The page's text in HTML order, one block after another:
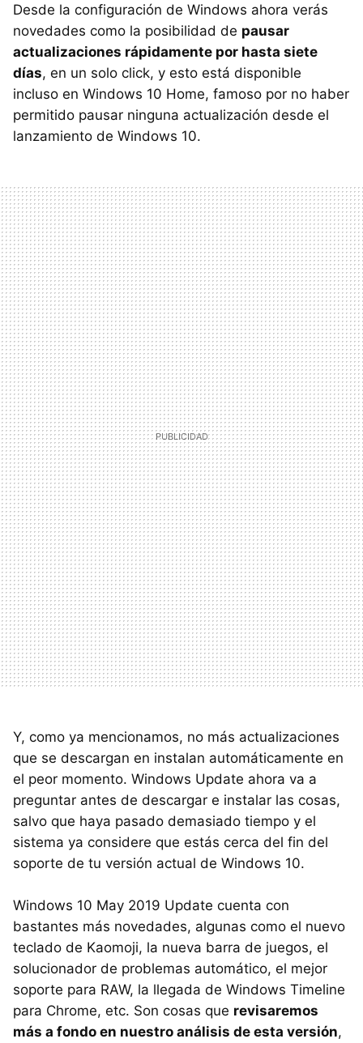
Desde la configuración de Windows ahora verás
novedades como la posibilidad de pausar
actualizaciones rápidamente por hasta siete
días, en un solo click, y esto está disponible
incluso en Windows 10 Home, famoso por no haber
permitido pausar ninguna actualización desde el
lanzamiento de Windows 10.
Y, como ya mencionamos, no más actualizaciones
que se descargan en instalan automáticamente en
el peor momento. Windows Update ahora va a
preguntar antes de descargar e instalar las cosas,
salvo que haya pasado demasiado tiempo y el
sistema ya considere que estás cerca del fin del
soporte de tu versión actual de Windows 10.
Windows 10 May 2019 Update cuenta con
bastantes más novedades, algunas como el nuevo
teclado de Kaomoji, la nueva barra de juegos, el
solucionador de problemas automático, el mejor
soporte para RAW, la llegada de Windows Timeline
para Chrome, etc. Son cosas que revisaremos
más a fondo en nuestro análisis de esta versión,